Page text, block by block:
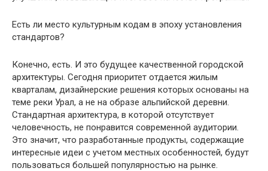
Есть ли место культурным кодам в эпоху установления
стандартов?
Конечно, есть. И это будущее качественной городской
архитектуры. Сегодня приоритет отдается жилым
кварталам, дизайнерские решения которых основаны на
теме реки Урал, а не на образе альпийской деревни.
Стандартная архитектура, в которой отсутствует
человечность, не понравится современной аудитории.
Это значит, что разработанные продукты, содержащие
интересные идеи с учетом местных особенностей, будут
пользоваться большей популярностью на рынке.